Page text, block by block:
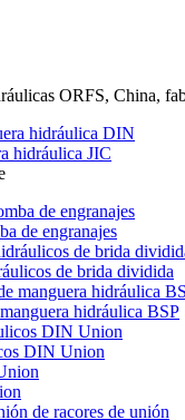
ORFS, China,
hidráulica DIN
hidráulica JIC
de engranajes
de brida dividida
hidráulica BSP
DIN Union